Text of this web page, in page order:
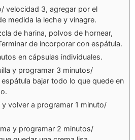
velocidad 3, agregar por el
medida la leche y vinagre.
de harina, polvos de hornear,
de incorporar con espátula.
en cápsulas individuales.
y programar 3 minutos/
bajar todo lo que quede en
volver a programar 1 minuto/
y programar 2 minutos/